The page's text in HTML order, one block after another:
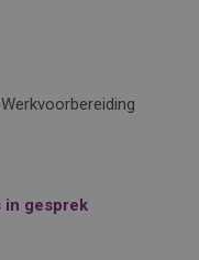
Werkvoorbereiding
in gesprek